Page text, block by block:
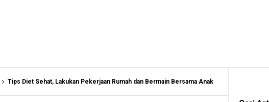
Tips Diet Sehat, Lakukan Pekerjaan Rumah dan Bermain Bersama Anak